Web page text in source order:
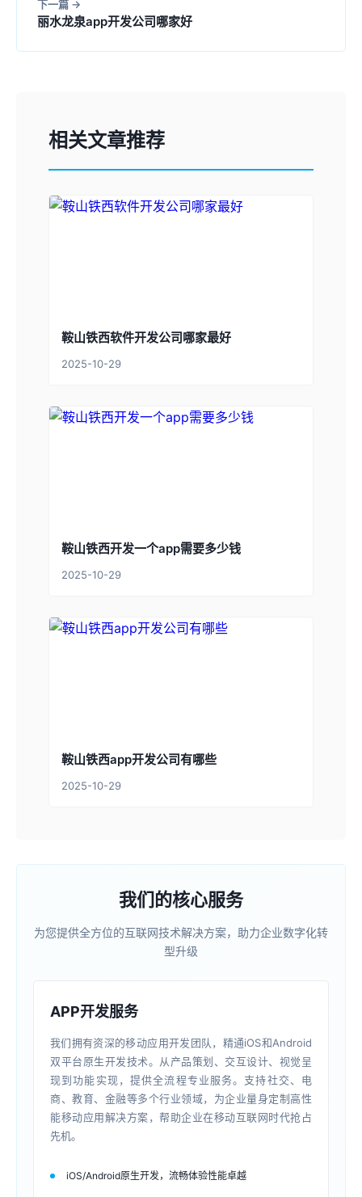
下一篇
丽水龙泉app开发公司哪家好
相关文章推荐
鞍山铁西软件开发公司哪家最好
2025-10-29
鞍山铁西开发一个app需要多少钱
2025-10-29
鞍山铁西app开发公司有哪些
2025-10-29
我们的核心服务
为您提供全方位的互联网技术解决方案，助力企业数字化转
型升级
APP开发服务
我们拥有资深的移动应用开发团队，精通iOS和Android
双平台原生开发技术。从产品策划、交互设计、视觉呈
现到功能实现，提供全流程专业服务。支持社交、电
商、教育、金融等多个行业领域，为企业量身定制高性
能移动应用解决方案，帮助企业在移动互联网时代抢占
先机。
iOS/Android原生开发，流畅体验性能卓越